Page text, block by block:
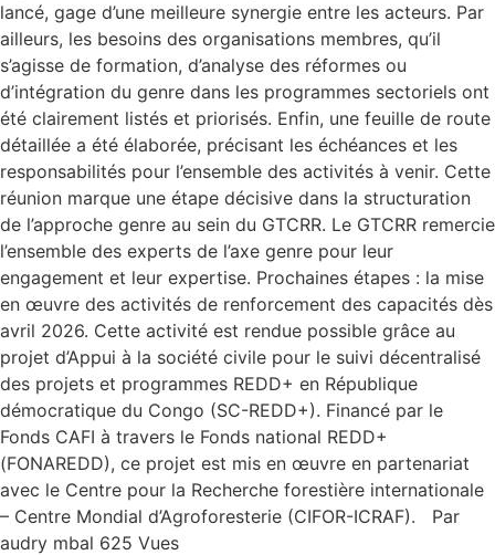
lancé, gage d’une meilleure synergie entre les acteurs. Par
ailleurs, les besoins des organisations membres, qu’il
s’agisse de formation, d’analyse des réformes ou
d’intégration du genre dans les programmes sectoriels ont
été clairement listés et priorisés. Enfin, une feuille de route
détaillée a été élaborée, précisant les échéances et les
responsabilités pour l’ensemble des activités à venir. Cette
réunion marque une étape décisive dans la structuration
de l’approche genre au sein du GTCRR. Le GTCRR remercie
l’ensemble des experts de l’axe genre pour leur
engagement et leur expertise. Prochaines étapes : la mise
en œuvre des activités de renforcement des capacités dès
avril 2026. Cette activité est rendue possible grâce au
projet d’Appui à la société civile pour le suivi décentralisé
des projets et programmes REDD+ en République
démocratique du Congo (SC-REDD+). Financé par le
Fonds CAFI à travers le Fonds national REDD+
(FONAREDD), ce projet est mis en œuvre en partenariat
avec le Centre pour la Recherche forestière internationale
– Centre Mondial d’Agroforesterie (CIFOR-ICRAF). Par
audry mbal 625 Vues